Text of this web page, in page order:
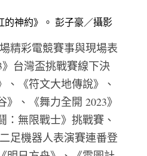
的神約》。 彭子豪／攝影
精彩電競賽事與現場表
台灣盃挑戰賽線下決
、《符文大地傳說》、
》、《舞力全開 2023》
：無限戰士》挑戰賽、
足機器人表演賽連番登